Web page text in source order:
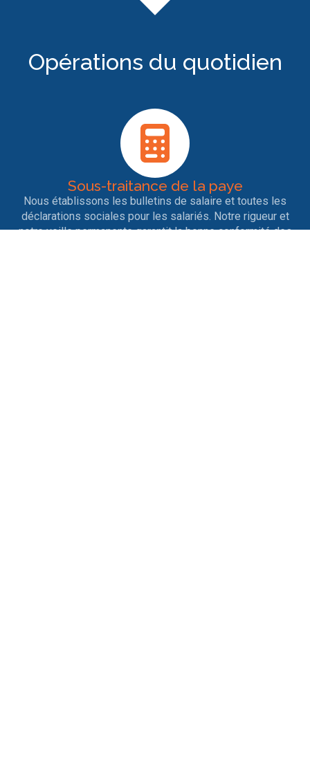
Opérations du quotidien
Sous-traitance de la paye
Nous établissons les bulletins de salaire et toutes les
déclarations sociales pour les salariés. Notre rigueur et
notre veille permanente garantit la bonne conformité des